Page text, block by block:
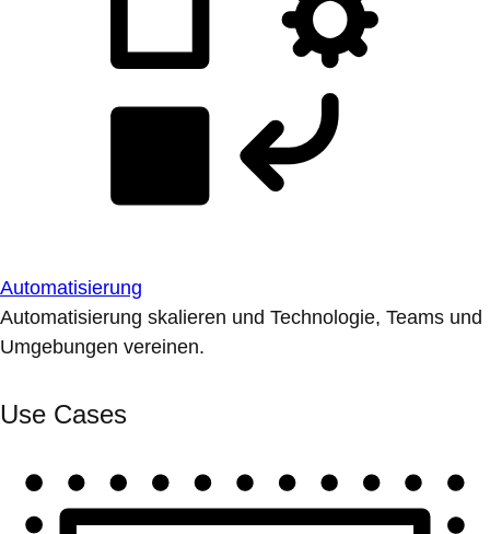
Automatisierung
Automatisierung skalieren und Technologie, Teams und
Umgebungen vereinen.
Use Cases